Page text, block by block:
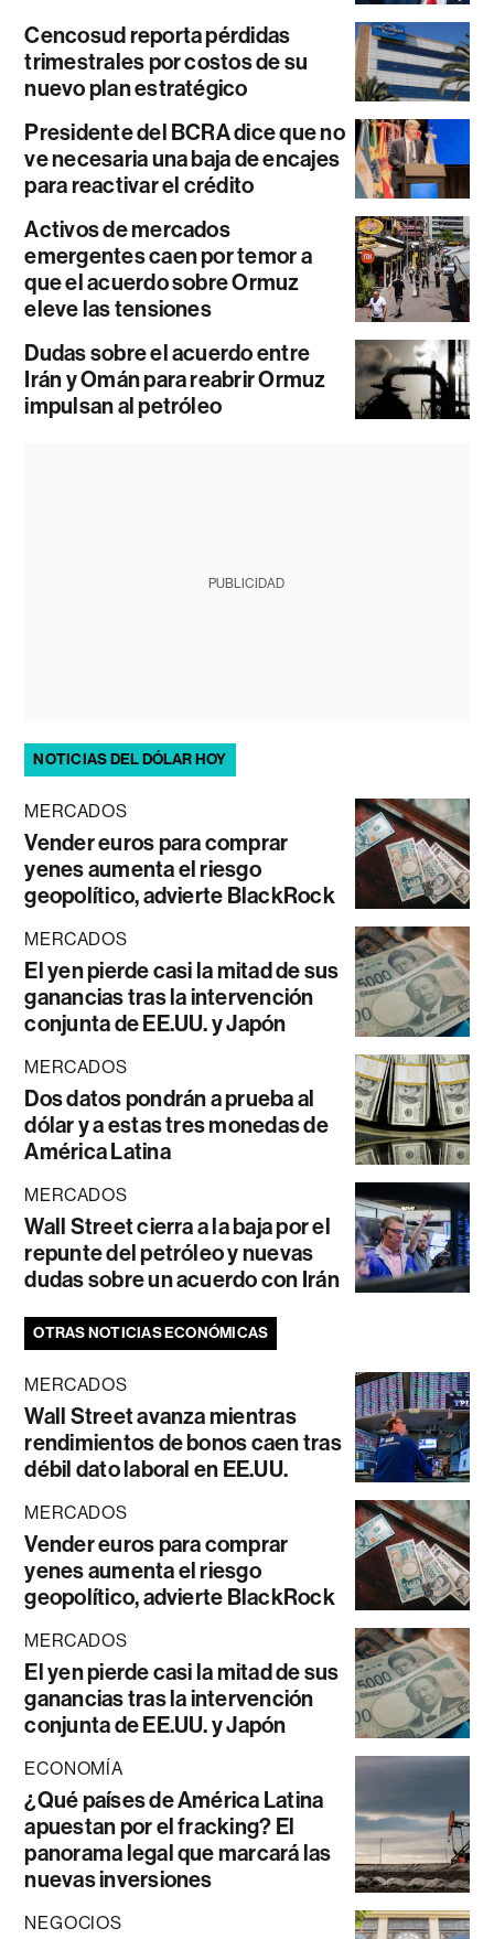
Cencosud reporta pérdidas
trimestrales por costos de su
nuevo plan estratégico
Presidente del BCRA dice que no
ve necesaria una baja de encajes
para reactivar el crédito
Activos de mercados
emergentes caen por temor a
que el acuerdo sobre Ormuz
eleve las tensiones
Dudas sobre el acuerdo entre
Irán y Omán para reabrir Ormuz
impulsan al petróleo
PUBLICIDAD
NOTICIAS DEL DÓLAR HOY
MERCADOS
Vender euros para comprar
yenes aumenta el riesgo
geopolítico, advierte BlackRock
MERCADOS
El yen pierde casi la mitad de sus
ganancias tras la intervención
conjunta de EE.UU. y Japón
MERCADOS
Dos datos pondrán a prueba al
dólar y a estas tres monedas de
América Latina
MERCADOS
Wall Street cierra a la baja por el
repunte del petróleo y nuevas
dudas sobre un acuerdo con Irán
OTRAS NOTICIAS ECONÓMICAS
MERCADOS
Wall Street avanza mientras
rendimientos de bonos caen tras
débil dato laboral en EE.UU.
MERCADOS
Vender euros para comprar
yenes aumenta el riesgo
geopolítico, advierte BlackRock
MERCADOS
El yen pierde casi la mitad de sus
ganancias tras la intervención
conjunta de EE.UU. y Japón
ECONOMÍA
¿Qué países de América Latina
apuestan por el fracking? El
panorama legal que marcará las
nuevas inversiones
NEGOCIOS